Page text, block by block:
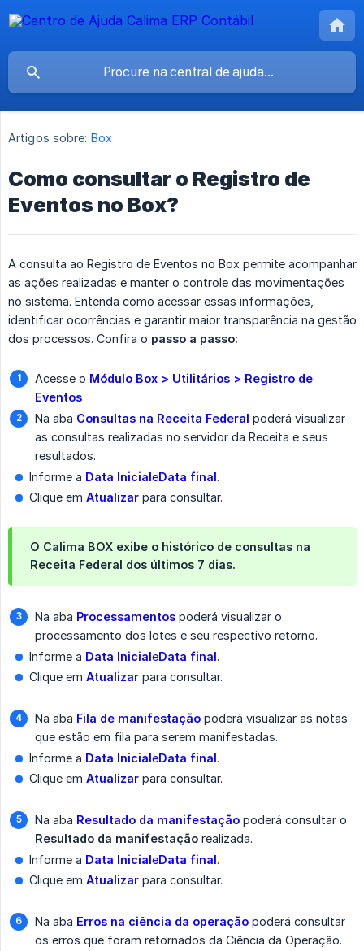
Artigos sobre: Box
Como consultar o Registro de
Eventos no Box?
A consulta ao Registro de Eventos no Box permite acompanhar
as ações realizadas e manter o controle das movimentações
no sistema. Entenda como acessar essas informações,
identificar ocorrências e garantir maior transparência na gestão
dos processos. Confira o passo a passo:
Acesse o Módulo Box > Utilitários > Registro de
Eventos
Na aba Consultas na Receita Federal poderá visualizar
as consultas realizadas no servidor da Receita e seus
resultados.
Informe a Data InicialeData final.
Clique em Atualizar para consultar.
O Calima BOX exibe o histórico de consultas na
Receita Federal dos últimos 7 dias.
Na aba Processamentos poderá visualizar o
processamento dos lotes e seu respectivo retorno.
Informe a Data InicialeData final.
Clique em Atualizar para consultar.
Na aba Fila de manifestação poderá visualizar as notas
que estão em fila para serem manifestadas.
Informe a Data InicialeData final.
Clique em Atualizar para consultar.
Na aba Resultado da manifestação poderá consultar o
Resultado da manifestação realizada.
Informe a Data InicialeData final.
Clique em Atualizar para consultar.
Na aba Erros na ciência da operação poderá consultar
os erros que foram retornados da Ciência da Operação.